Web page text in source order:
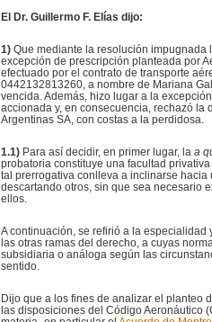
El Dr. Guillermo F. Elías dijo:
1) Que mediante la resolución
excepción de prescripción planteada por
efectuado por el contrato de transporte
0442132813260, a nombre de Mariana
vencida. Además, hizo lugar a la
accionada y, en consecuencia, rechazó la
Argentinas SA, con costas a la perdidosa.
1.1) Para así decidir, en primer lugar, la a
probatoria constituye una facultad
tal prerrogativa conlleva a inclinarse
descartando otros, sin que sea necesario
ellos.
A continuación, se refirió a la
las otras ramas del derecho, a cuyas
subsidiaria o análoga según las
sentido.
Dijo que a los fines de analizar el planteo
las disposiciones del Código Aeronáutico